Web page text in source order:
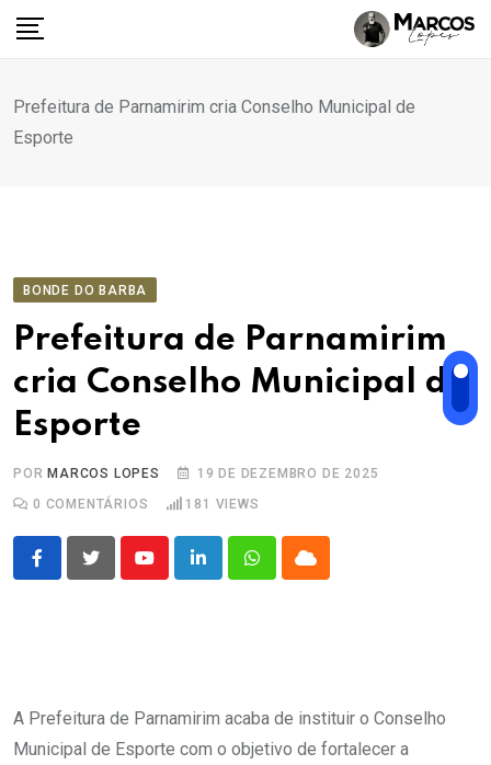
para
conteúdo
Prefeitura de Parnamirim cria Conselho Municipal de
Esporte
BONDE DO BARBA
Prefeitura de Parnamirim
cria Conselho Municipal de
Esporte
PORMARCOS LOPES
19 DE DEZEMBRO DE 2025
0 COMENTÁRIOS 181 VIEWS
YoutubeLinkedInWhatsappCloud
A Prefeitura de Parnamirim acaba de instituir o Conselho
Municipal de Esporte com o objetivo de fortalecer a